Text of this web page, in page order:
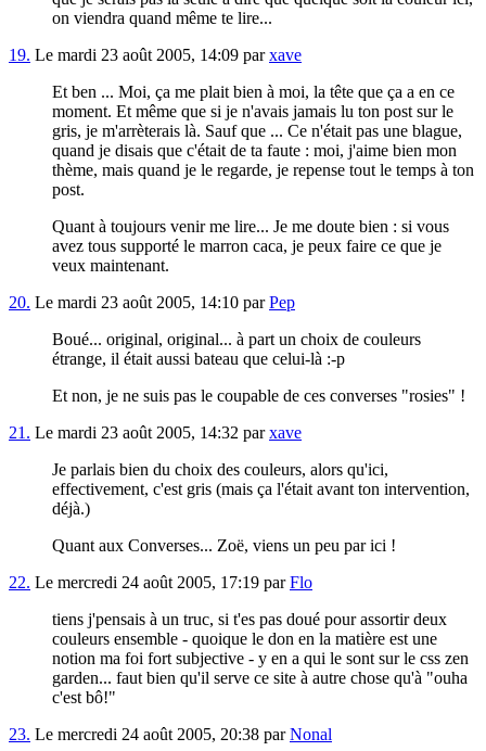
on viendra quand même te lire...
19. Le mardi 23 août 2005, 14:09 parxave
Et ben ... Moi, ça me plait bien à moi, la tête que ça a en ce
moment. Et même que si je n'avais jamais lu ton post sur le
gris, je m'arrèterais là. Sauf que ... Ce n'était pas une blague,
quand je disais que c'était de ta faute : moi, j'aime bien mon
thème, mais quand je le regarde, je repense tout le temps à ton
post.
Quant à toujours venir me lire... Je me doute bien : si vous
avez tous supporté le marron caca, je peux faire ce que je
veux maintenant.
20. Le mardi 23 août 2005, 14:10 parPep
Boué... original, original... à part un choix de couleurs
étrange, il était aussi bateau que celui-là :-p
Et non, je ne suis pas le coupable de ces converses "rosies" !
21. Le mardi 23 août 2005, 14:32 parxave
Je parlais bien du choix des couleurs, alors qu'ici,
effectivement, c'est gris (mais ça l'était avant ton intervention,
déjà.)
Quant aux Converses... Zoë, viens un peu par ici !
22. Le mercredi 24 août 2005, 17:19 parFlo
tiens j'pensais à un truc, si t'es pas doué pour assortir deux
couleurs ensemble - quoique le don en la matière est une
notion ma foi fort subjective - y en a qui le sont sur le css zen
garden... faut bien qu'il serve ce site à autre chose qu'à "ouha
c'est bô!"
23. Le mercredi 24 août 2005, 20:38 parNonal